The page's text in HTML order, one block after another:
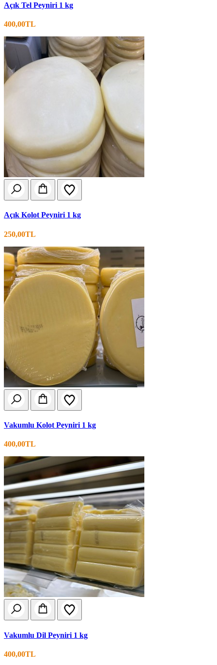
Açık Tel Peyniri 1 kg
400,00TL
Açık Kolot Peyniri 1 kg
250,00TL
Vakumlu Kolot Peyniri 1 kg
400,00TL
Vakumlu Dil Peyniri 1 kg
400,00TL